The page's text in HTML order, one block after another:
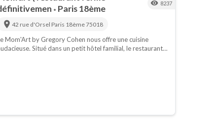
• Paris 18ème visibility 8237
location_on 42 rue d'Orsel Paris 18ème75018
Mom'Art by Gregory Cohen nous offre une cuisine
Situé dans un petit hôtel familial, le restaurant